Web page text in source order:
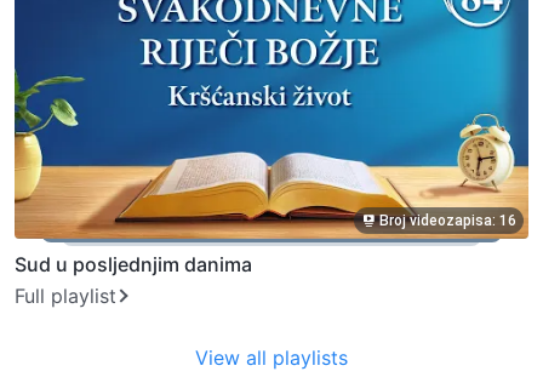
Broj videozapisa: 16
Sud u posljednjim danima
Full playlist
View all playlists